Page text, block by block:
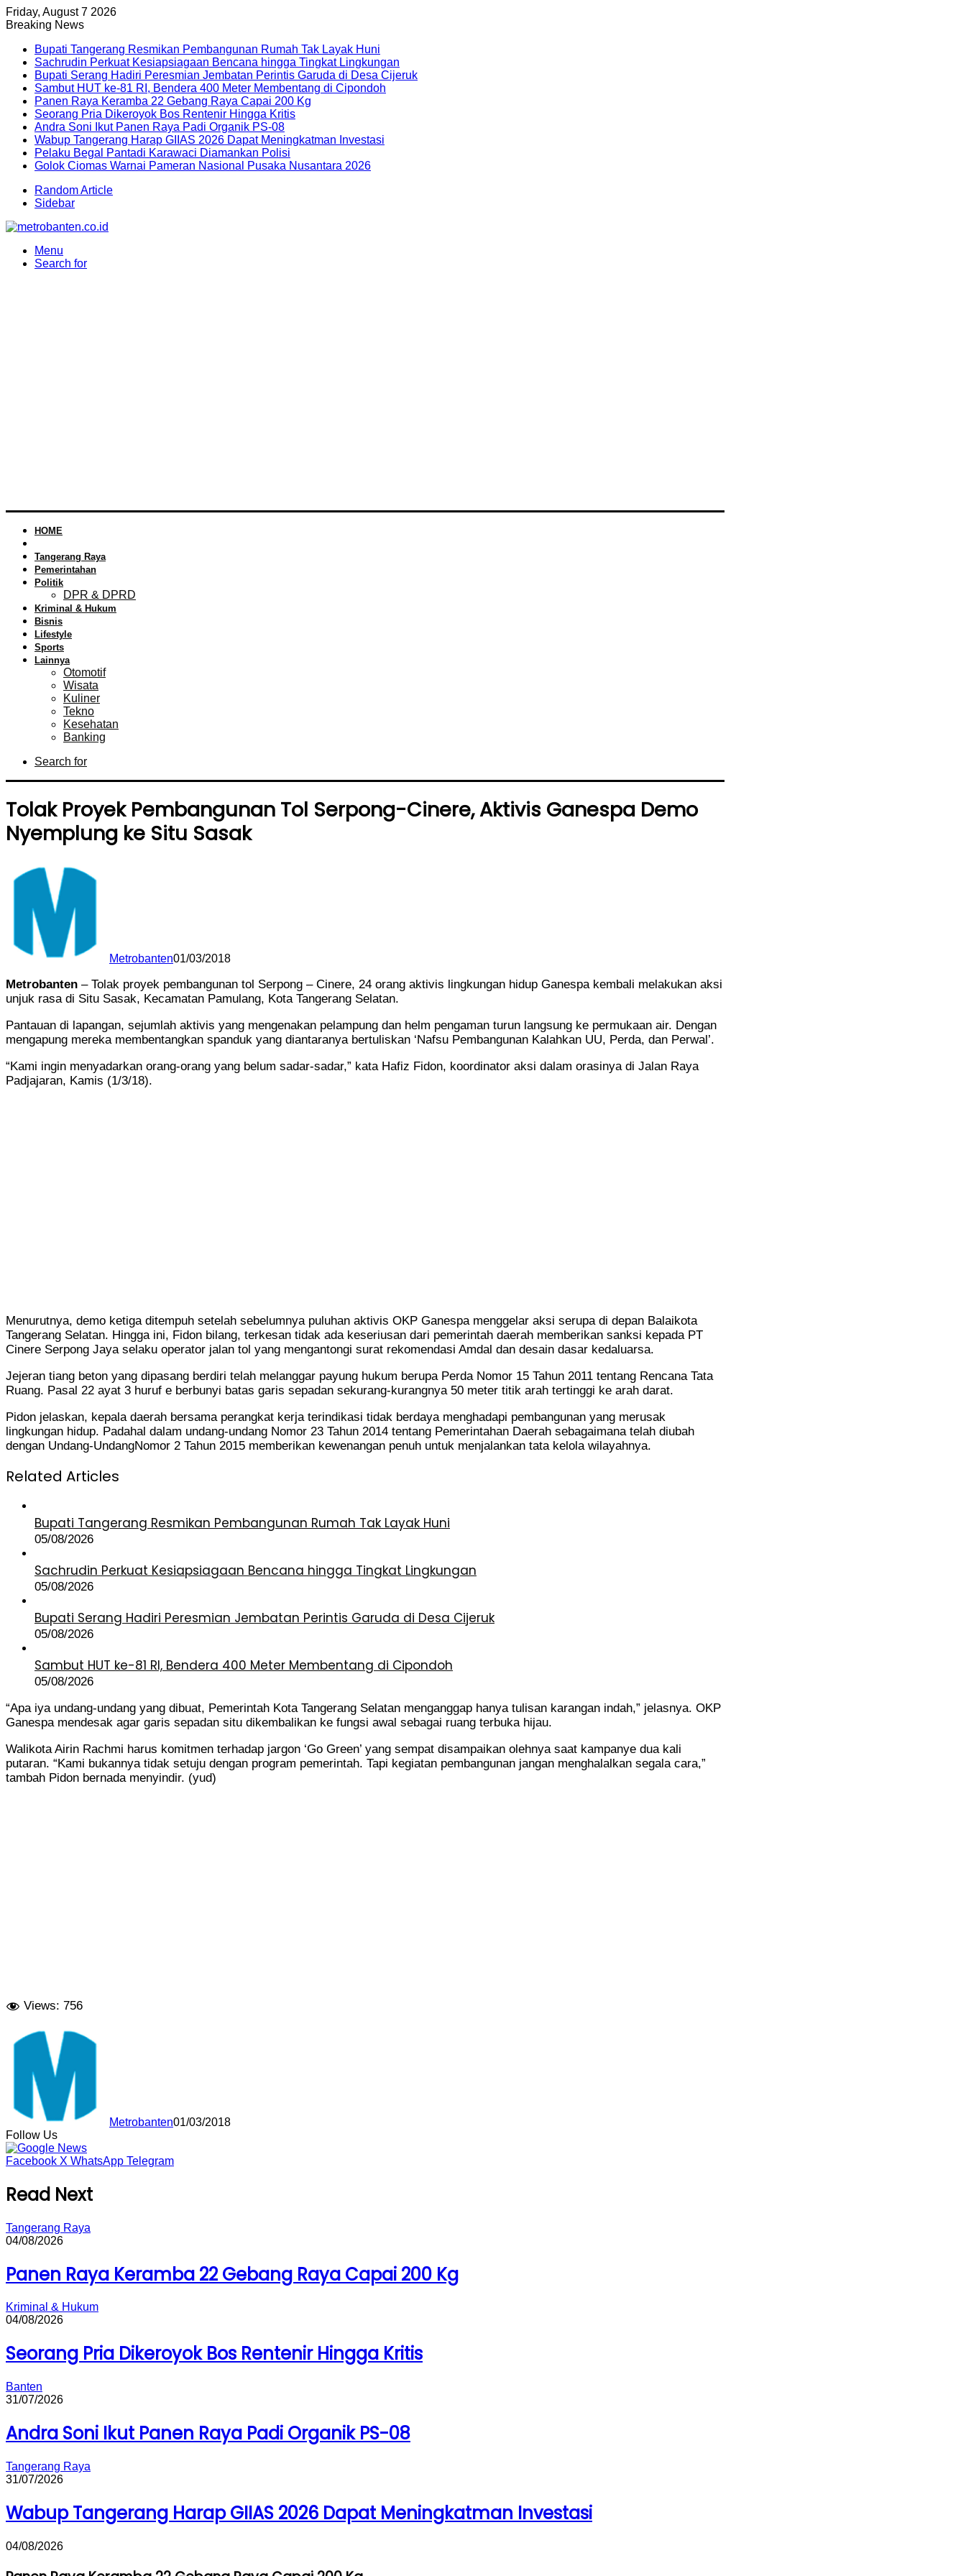
Friday, August 7 2026
Breaking News
Bupati Tangerang Resmikan Pembangunan Rumah Tak Layak Huni
Sachrudin Perkuat Kesiapsiagaan Bencana hingga Tingkat Lingkungan
Bupati Serang Hadiri Peresmian Jembatan Perintis Garuda di Desa Cijeruk
Sambut HUT ke-81 RI, Bendera 400 Meter Membentang di Cipondoh
Panen Raya Keramba 22 Gebang Raya Capai 200 Kg
Seorang Pria Dikeroyok Bos Rentenir Hingga Kritis
Andra Soni Ikut Panen Raya Padi Organik PS-08
Wabup Tangerang Harap GIIAS 2026 Dapat Meningkatman Investasi
Pelaku Begal Pantadi Karawaci Diamankan Polisi
Golok Ciomas Warnai Pameran Nasional Pusaka Nusantara 2026
Random Article
Sidebar
Menu
Search for
HOME
Tangerang Raya
Pemerintahan
Politik
DPR & DPRD
Kriminal & Hukum
Bisnis
Lifestyle
Sports
Lainnya
Otomotif
Wisata
Kuliner
Tekno
Kesehatan
Banking
Search for
Tolak Proyek Pembangunan Tol Serpong-Cinere, Aktivis Ganespa Demo
Nyemplung ke Situ Sasak
Metrobanten01/03/2018
Metrobanten – Tolak proyek pembangunan tol Serpong – Cinere, 24 orang aktivis lingkungan hidup Ganespa kembali melakukan aksi
unjuk rasa di Situ Sasak, Kecamatan Pamulang, Kota Tangerang Selatan.
Pantauan di lapangan, sejumlah aktivis yang mengenakan pelampung dan helm pengaman turun langsung ke permukaan air. Dengan
mengapung mereka membentangkan spanduk yang diantaranya bertuliskan ‘Nafsu Pembangunan Kalahkan UU, Perda, dan Perwal’.
“Kami ingin menyadarkan orang-orang yang belum sadar-sadar,” kata Hafiz Fidon, koordinator aksi dalam orasinya di Jalan Raya
Padjajaran, Kamis (1/3/18).
Menurutnya, demo ketiga ditempuh setelah sebelumnya puluhan aktivis OKP Ganespa menggelar aksi serupa di depan Balaikota
Tangerang Selatan. Hingga ini, Fidon bilang, terkesan tidak ada keseriusan dari pemerintah daerah memberikan sanksi kepada PT
Cinere Serpong Jaya selaku operator jalan tol yang mengantongi surat rekomendasi Amdal dan desain dasar kedaluarsa.
Jejeran tiang beton yang dipasang berdiri telah melanggar payung hukum berupa Perda Nomor 15 Tahun 2011 tentang Rencana Tata
Ruang. Pasal 22 ayat 3 huruf e berbunyi batas garis sepadan sekurang-kurangnya 50 meter titik arah tertinggi ke arah darat.
Pidon jelaskan, kepala daerah bersama perangkat kerja terindikasi tidak berdaya menghadapi pembangunan yang merusak
lingkungan hidup. Padahal dalam undang-undang Nomor 23 Tahun 2014 tentang Pemerintahan Daerah sebagaimana telah diubah
dengan Undang-UndangNomor 2 Tahun 2015 memberikan kewenangan penuh untuk menjalankan tata kelola wilayahnya.
Related Articles
Bupati Tangerang Resmikan Pembangunan Rumah Tak Layak Huni
05/08/2026
Sachrudin Perkuat Kesiapsiagaan Bencana hingga Tingkat Lingkungan
05/08/2026
Bupati Serang Hadiri Peresmian Jembatan Perintis Garuda di Desa Cijeruk
05/08/2026
Sambut HUT ke-81 RI, Bendera 400 Meter Membentang di Cipondoh
05/08/2026
“Apa iya undang-undang yang dibuat, Pemerintah Kota Tangerang Selatan menganggap hanya tulisan karangan indah,” jelasnya. OKP
Ganespa mendesak agar garis sepadan situ dikembalikan ke fungsi awal sebagai ruang terbuka hijau.
Walikota Airin Rachmi harus komitmen terhadap jargon ‘Go Green’ yang sempat disampaikan olehnya saat kampanye dua kali
putaran. “Kami bukannya tidak setuju dengan program pemerintah. Tapi kegiatan pembangunan jangan menghalalkan segala cara,”
tambah Pidon bernada menyindir. (yud)
Views: 756
Metrobanten01/03/2018
Follow Us
Facebook X WhatsApp Telegram
Read Next
Tangerang Raya
04/08/2026
Panen Raya Keramba 22 Gebang Raya Capai 200 Kg
Kriminal & Hukum
04/08/2026
Seorang Pria Dikeroyok Bos Rentenir Hingga Kritis
Banten
31/07/2026
Andra Soni Ikut Panen Raya Padi Organik PS-08
Tangerang Raya
31/07/2026
Wabup Tangerang Harap GIIAS 2026 Dapat Meningkatman Investasi
04/08/2026